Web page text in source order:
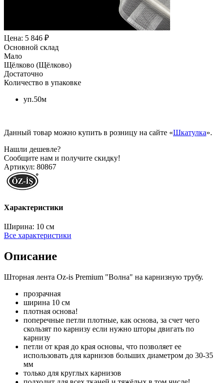
Цена: 5 846 ₽
Основной склад
Мало
Щёлково (Щёлково)
Достаточно
Количество в упаковке
уп.50м
Данный товар можно купить в розницу на сайте «Шкатулка».
Нашли дешевле?
Сообщите нам и получите скидку!
Артикул: 80867
Характеристики
Ширина: 10 см
Все характеристики
Описание
Шторная лента Oz-is Premium "Волна" на карнизную трубу.
прозрачная
ширина 10 см
плотная основа!
поперечные петли плотные, как основа, за счет чего
скользят по карнизу если нужно шторы двигать по
карнизу
петли от края до края основы, что позволяет ее
использовать для карнизов больших диаметром до 30-35
мм
только для круглых карнизов